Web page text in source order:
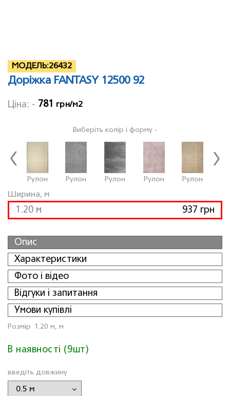
МОДЕЛЬ:26432
Доріжка FANTASY 12500 92
Ціна: - 781 грн/м2
Ширина, м
1.20 м 937 грн
Виберіть колір і форму -
Рулон Рулон Рулон Рулон Рулон
Опис
Характеристики
Фото і відео
Відгуки і запитання
Умови купівлі
Розмiр 1.20 м, м
В наявності (9шт)
введіть довжину